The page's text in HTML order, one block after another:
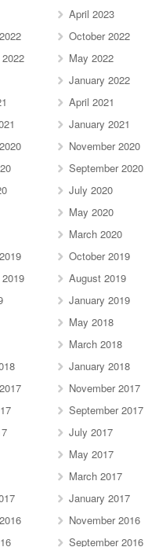
April 2023
October 2022
May 2022
January 2022
April 2021
January 2021
November 2020
September 2020
July 2020
May 2020
March 2020
October 2019
August 2019
January 2019
May 2018
March 2018
January 2018
November 2017
September 2017
July 2017
May 2017
March 2017
January 2017
November 2016
September 2016